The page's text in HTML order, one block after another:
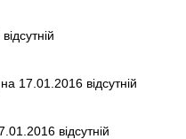
17.01.2016 відсутній
відсутній